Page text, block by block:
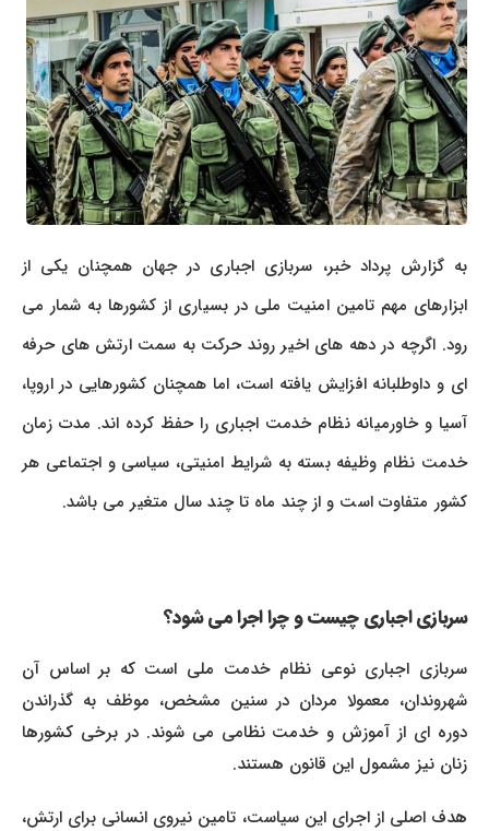
به گزارش پرداد خبر، سربازی اجباری در جهان همچنان یکی از
ابزارهای مهم تامین امنیت ملی در بسیاری از کشورها به شمار می
رود. اگرچه در دهه های اخیر روند حرکت به سمت ارتش های حرفه
ای و داوطلبانه افزایش یافته است، اما همچنان کشورهایی در اروپا،
آسیا و خاورمیانه نظام خدمت اجباری را حفظ کرده اند. مدت زمان
خدمت نظام وظیفه بسته به شرایط امنیتی، سیاسی و اجتماعی هر
کشور متفاوت است و از چند ماه تا چند سال متغیر می باشد.
سربازی اجباری چیست و چرا اجرا می شود؟
سربازی اجباری نوعی نظام خدمت ملی است که بر اساس آن
شهروندان، معمولا مردان در سنین مشخص، موظف به گذراندن
دوره ای از آموزش و خدمت نظامی می شوند. در برخی کشورها
زنان نیز مشمول این قانون هستند.
هدف اصلی از اجرای این سیاست، تامین نیروی انسانی برای ارتش،